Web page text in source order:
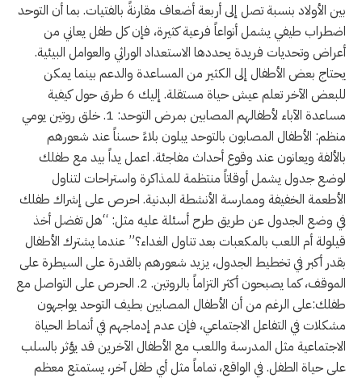
بين الأولاد بنسبة تصل إلى أربعة أضعاف مقارنةً بالفتيات. بما أن التوحد
اضطراب طيفي يشمل أنواعاً فرعية كثيرة، فإن كل طفل يعاني من
أعراض وتحديات فريدة يحددها الاستعداد الوراثي والعوامل البيئية.
يحتاج بعض الأطفال إلى الكثير من المساعدة والدعم بينما يمكن
للبعض الآخر تعلم عيش حياة مستقلة. إليك 6 طرق حول كيفية
مساعدة الآباء لأطفالهم المصابين بمرض التوحد: 1. خلق روتين يومي
منظم: الأطفال المصابون بالتوحد يبلون بلاءً حسناً عند شعورهم
بالألفة ويعانون عند وقوع أحداث مفاجئة. اعمل يداً بيد مع طفلك
لوضع جدول يشمل أوقاتاً منتظمة للمذاكرة واستراحات لتناول
الأطعمة الخفيفة وممارسة الأنشطة البدنية. احرص على إشراك طفلك
في وضع الجدول عن طريق طرح أسئلة عليه مثل: “هل تفضل أخذ
قيلولة أم اللعب بالمكعبات بعد تناول الغداء؟” عندما يشترك الأطفال
بقدر أكبر في تخطيط الجدول، يزيد شعورهم بالقدرة على السيطرة على
الموقف، كما يصبحون أكثر التزاماً بالروتين. 2. الحرص على التواصل مع
طفلك:على الرغم من أن الأطفال المصابين بطيف التوحد يواجهون
مشكلات في التفاعل الاجتماعي، فإن عدم إدماجهم في أنماط الحياة
الاجتماعية مثل المدرسة واللعب مع الأطفال الآخرين قد يؤثر بالسلب
على حياة الطفل. في الواقع، تماماً مثل أي طفل آخر، يستمتع معظم